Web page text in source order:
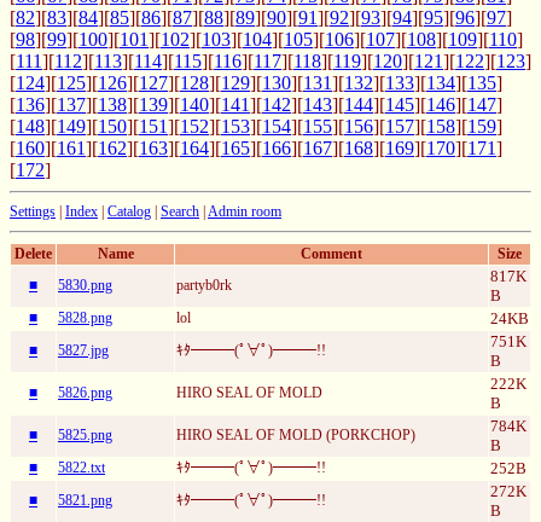
[82][83][84][85][86][87][88][89][90][91][92][93][94][95][96][97]
[98][99][100][101][102][103][104][105][106][107][108][109][110]
[111][112][113][114][115][116][117][118][119][120][121][122][123]
[124][125][126][127][128][129][130][131][132][133][134][135]
[136][137][138][139][140][141][142][143][144][145][146][147]
[148][149][150][151][152][153][154][155][156][157][158][159]
[160][161][162][163][164][165][166][167][168][169][170][171]
[172]
Settings | Index | Catalog | Search | Admin room
Delete Name Comment
Size
■
5830.png partyb0rk
817K
B
■ 5828.png lol 24KB
■ 5827.jpg ｷﾀ━━━(ﾟ∀ﾟ)━━━!!
751K
B
■ 5826.png HIRO SEAL OF MOLD
222K
B
■ 5825.png HIRO SEAL OF MOLD (PORKCHOP)
784K
B
■ 5822.txt ｷﾀ━━━(ﾟ∀ﾟ)━━━!! 252B
■ 5821.png ｷﾀ━━━(ﾟ∀ﾟ)━━━!!
272K
B